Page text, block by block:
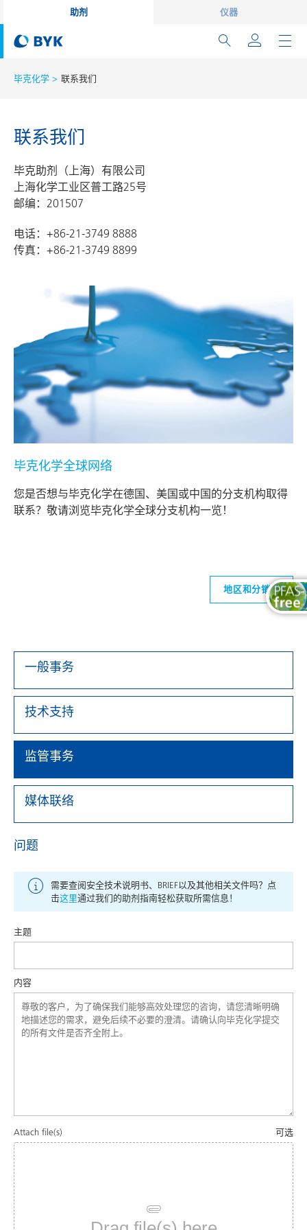
助剂 仪器
毕克化学 联系我们
联系我们
毕克助剂（上海）有限公司
上海化学工业区普工路25号
邮编：201507
电话：+86-21-3749 8888
传真：+86-21-3749 8899
毕克化学全球网络
您是否想与毕克化学在德国、美国或中国的分支机构取得
联系？敬请浏览毕克化学全球分支机构一览！
地区和分销商
一般事务
技术支持
监管事务
媒体联络
问题
需要查阅安全技术说明书、BRIEF以及其他相关文件吗？点
击这里通过我们的助剂指南轻松获取所需信息！
主题
内容
Attach file(s) 可选